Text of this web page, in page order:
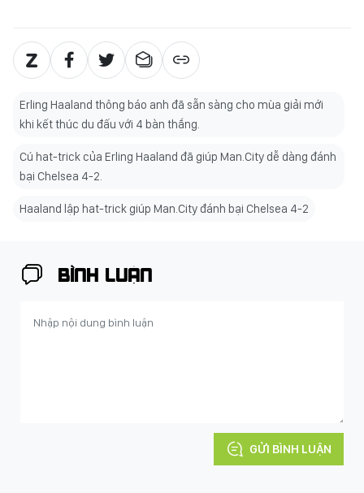
Erling Haaland thông báo anh đã sẵn sàng cho mùa giải mới
khi kết thúc du đấu với 4 bàn thắng.
Cú hat-trick của Erling Haaland đã giúp Man.City dễ dàng đánh
bại Chelsea 4-2.
Haaland lập hat-trick giúp Man.City đánh bại Chelsea 4-2
BÌNH LUẬN
GỬI BÌNH LUẬN